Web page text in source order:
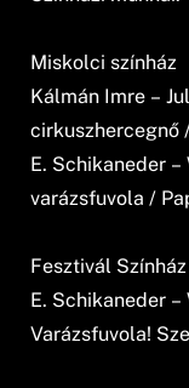
Miskolci színház
Kálmán Imre –
cirkuszhercegnő
E. Schikaneder
varázsfuvola /
Fesztivál Színház
E. Schikaneder
Varázsfuvola!